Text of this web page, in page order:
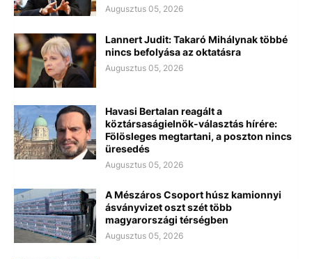
Augusztus 05, 2026
Lannert Judit: Takaró Mihálynak többé
nincs befolyása az oktatásra
Augusztus 05, 2026
Havasi Bertalan reagált a
köztársaságielnök-választás hírére:
Fölösleges megtartani, a poszton nincs
üresedés
Augusztus 05, 2026
A Mészáros Csoport húsz kamionnyi
ásványvizet oszt szét több
magyarországi térségben
Augusztus 05, 2026